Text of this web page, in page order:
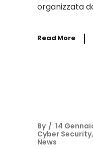
organizzata
Read More
By
14
Cyber Security,
News